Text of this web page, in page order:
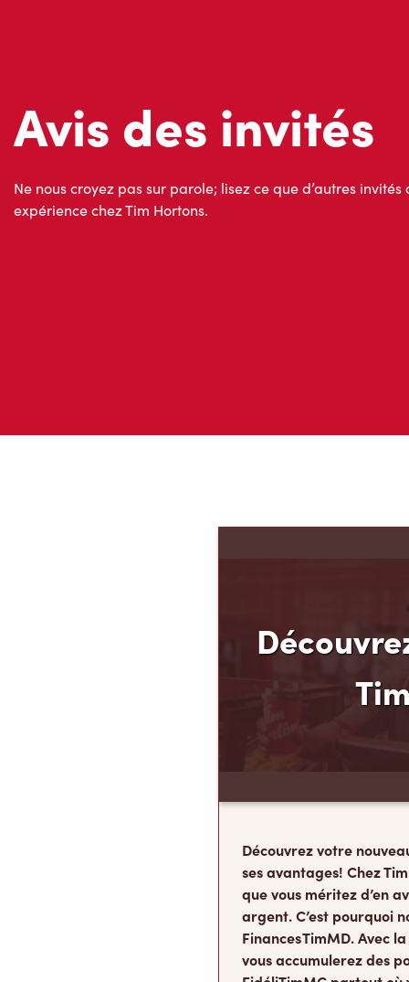
Avis des invités
expérience chez Tim Hortons.
ses avantages! Chez
que vous méritez d’en
argent. C’est pourquoi
Finances TimMD. Avec
vous accumulerez des
FidéliTimMC partout où